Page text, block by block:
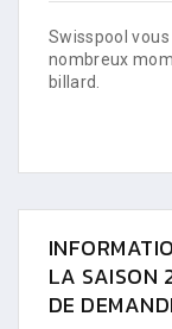
Swisspool
nombreux
billard.
LA SAISON
DE